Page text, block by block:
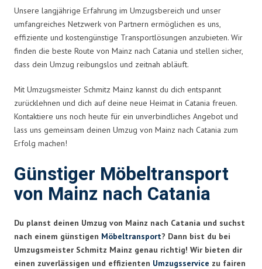
Unsere langjährige Erfahrung im Umzugsbereich und unser
umfangreiches Netzwerk von Partnern ermöglichen es uns,
effiziente und kostengünstige Transportlösungen anzubieten. Wir
finden die beste Route von Mainz nach Catania und stellen sicher,
dass dein Umzug reibungslos und zeitnah abläuft.
Mit Umzugsmeister Schmitz Mainz kannst du dich entspannt
zurücklehnen und dich auf deine neue Heimat in Catania freuen.
Kontaktiere uns noch heute für ein unverbindliches Angebot und
lass uns gemeinsam deinen Umzug von Mainz nach Catania zum
Erfolg machen!
Günstiger Möbeltransport
von Mainz nach Catania
Du planst deinen Umzug von Mainz nach Catania und suchst
nach einem günstigen Möbeltransport? Dann bist du bei
Umzugsmeister Schmitz Mainz genau richtig! Wir bieten dir
einen zuverlässigen und effizienten Umzugsservice zu fairen